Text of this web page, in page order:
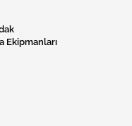
Ekipmanları